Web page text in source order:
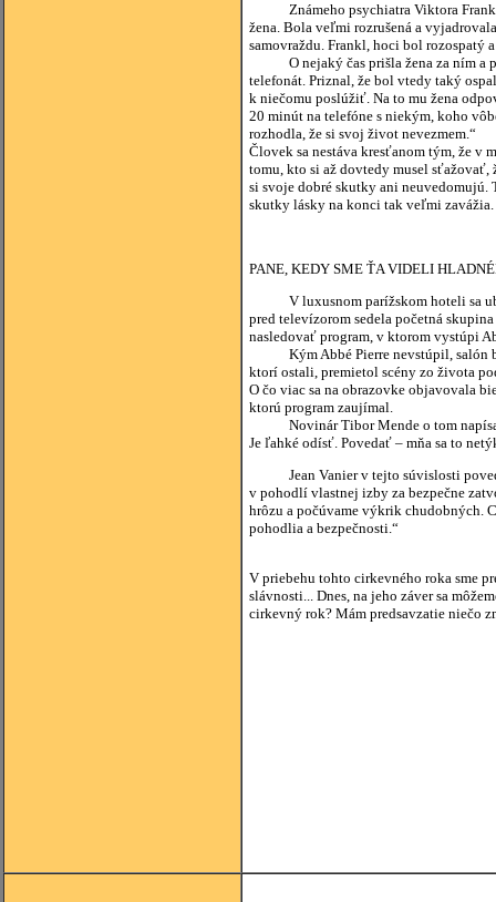
Známeho psychiatra Viktora Frankla
žena. Bola veľmi rozrušená a
samovraždu. Frankl, hoci bol rozospatý
O nejaký čas prišla žena za ním a
telefonát. Priznal, že bol vtedy taký
k niečomu poslúžiť. Na to mu žena
20 minút na telefóne s niekým, koho
rozhodla, že si svoj život nevezmem.“
Človek sa nestáva kresťanom tým, že v
tomu, kto si až dovtedy musel
si svoje dobré skutky ani neuvedomujú.
skutky lásky na konci tak veľmi
PANE, KEDY SME ŤA VIDELI
V luxusnom parížskom hoteli sa
pred televízorom sedela početná
nasledovať program, v ktorom vystúpi
Kým Abbé Pierre nevstúpil, salón
ktorí ostali, premietol scény zo života
O čo viac sa na obrazovke objavovala
ktorú program zaujímal.
Novinár Tibor Mende o tom napísal:
Je ľahké odísť. Povedať – mňa sa to
Jean Vanier v tejto súvislosti
v pohodlí vlastnej izby za bezpečne
hrôzu a počúvame výkrik chudobných.
pohodlia a bezpečnosti.“
V priebehu tohto cirkevného roka sme
slávnosti... Dnes, na jeho záver sa
cirkevný rok? Mám predsavzatie niečo